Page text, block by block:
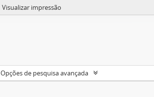
Visualizar impressão
Opções de pesquisa avançada